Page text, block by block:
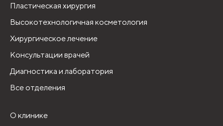
Пластическая хирургия
Высокотехнологичная косметология
Хирургическое лечение
Консультации врачей
Диагностика и лаборатория
Все отделения
О клинике